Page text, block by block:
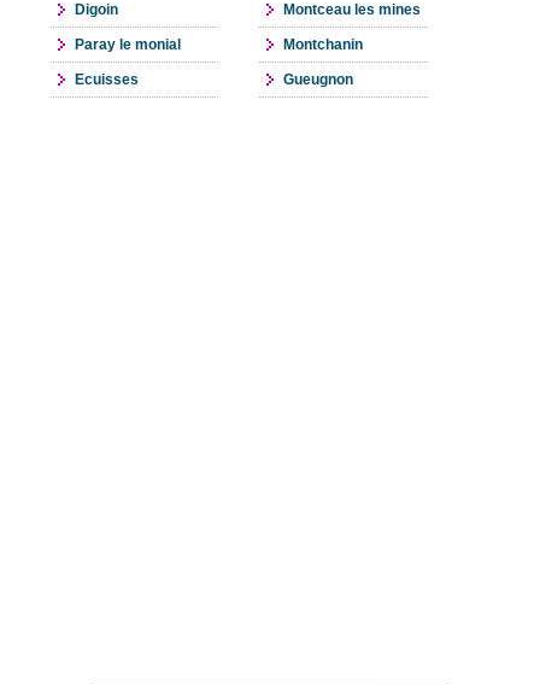
Digoin Montceau les mines
Paray le monial Montchanin
Ecuisses Gueugnon